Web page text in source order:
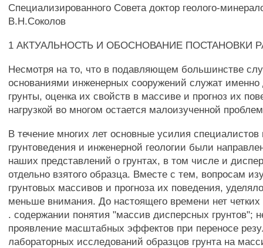
Специализированного Совета доктор геолого-
В.Н.Соколов
1 АКТУАЛЬНОСТЬ И ОБОСНОВАНИЕ ПОСТАНОВКИ
Несмотря на то, что в подавляющем большинстве
основаниями инженерных сооружений служат
грунты, оценка их свойств в массиве и прогноз их
нагрузкой во многом остается малоизученной
В течение многих лет основные усилия специалистов
грунтоведения и инженерной геологии были
наших представлений о грунтах, в том числе и
отдельно взятого образца. Вместе с тем, вопросам
грунтовых массивов и прогноза их поведения,
меньше внимания. До настоящего времени нет
. содержании понятия "массив дисперсных грунтов";
проявление масштабных эффектов при переносе
лабораторных исследований образцов грунта на